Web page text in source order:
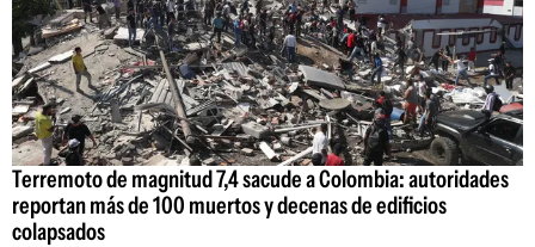
Terremoto de magnitud 7,4 sacude a Colombia: autoridades
reportan más de 100 muertos y decenas de edificios
colapsados